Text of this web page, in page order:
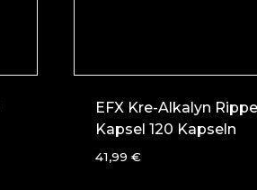
EFX Kre-Alkalyn
Kapsel 120 Kapseln
41,99 €